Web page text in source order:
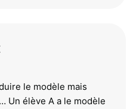
le modèle mais
Un élève A a le modèle